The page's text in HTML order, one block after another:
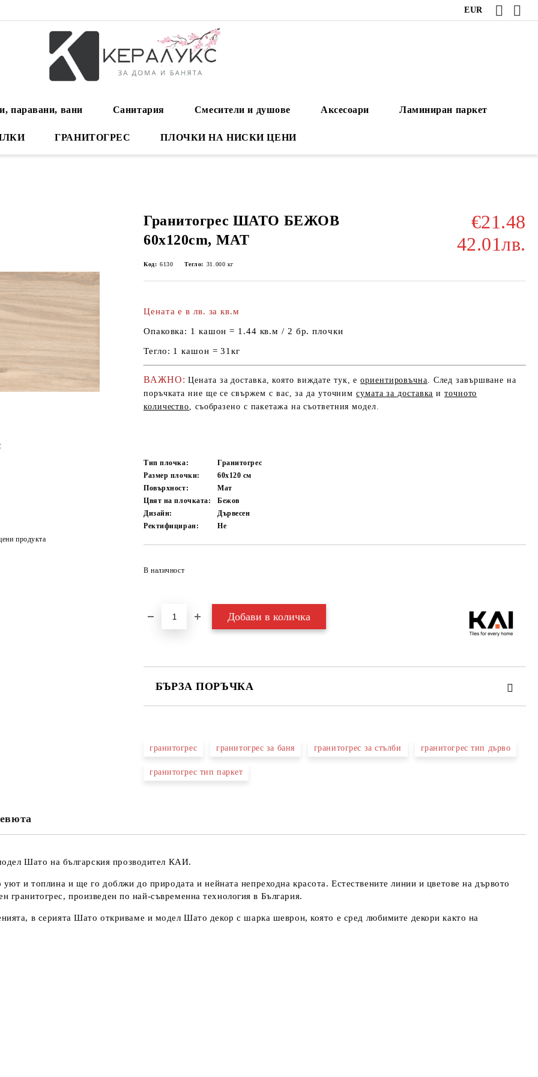
EUR
паравани, вани Санитария Смесители и душове Аксесоари Ламиниран паркет
ГРАНИТОГРЕС ПЛОЧКИ НА НИСКИ ЦЕНИ
Гранитогрес ШАТО БЕЖОВ
60x120cm, МАТ
€21.48
42.01лв.
Код: 6130 Тегло: 31.000 кг
Цената е в лв. за кв.м
Опаковка: 1 кашон = 1.44 кв.м / 2 бр. плочки
Тегло: 1 кашон = 31кг
ВАЖНО: Цената за доставка, която виждате тук, еориентировъчна. След завършване на
поръчката ние ще се свържем с вас, за да уточнимсумата за доставка иточното
количество, съобразено с пакетажа на съответния модел.
Тип плочка:
Гранитогрес
Размер плочки:
60x120 см
Повърхност:
Мат
Цвят на плочката:
Бежов
Дизайн:
Дървесен
Ректифициран:
Не
В наличност
БЪРЗА ПОРЪЧКА
Съгласен съм сПолитиката за лични данни
гранитогрес гранитогрес за баня гранитогрес за стълби гранитогрес тип дърво
гранитогрес тип паркет
продукта
Шато на българския прозводител КАИ.
и топлина и ще го доблжи до природата и нейната непреходна красота. Естествените линии и цветове на дървото
гранитогрес, произведен по най-съвременна технология в България.
в серията Шато откриваме и моделШато декор с шарка шеврон, която е сред любимите декори както на